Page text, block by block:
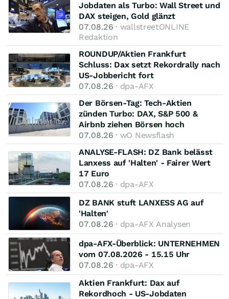
Jobdaten als Turbo: Wall Street und
DAX steigen, Gold glänzt
07.08.26 · wallstreetONLINE
Redaktion
ROUNDUP/Aktien Frankfurt
Schluss: Dax setzt Rekordrally nach
US-Jobbericht fort
07.08.26 · dpa-AFX
Der Börsen-Tag: Tech-Aktien
zünden Turbo: DAX, S&P 500 &
Airbnb ziehen Börsen hoch
07.08.26 · wO Newsflash
ANALYSE-FLASH: DZ Bank belässt
Lanxess auf 'Halten' - Fairer Wert
17 Euro
07.08.26 · dpa-AFX
DZ BANK stuft LANXESS AG auf
'Halten'
07.08.26 · dpa-AFX Analysen
dpa-AFX-Überblick: UNTERNEHMEN
vom 07.08.2026 - 15.15 Uhr
07.08.26 · dpa-AFX
Aktien Frankfurt: Dax auf
Rekordhoch - US-Jobdaten